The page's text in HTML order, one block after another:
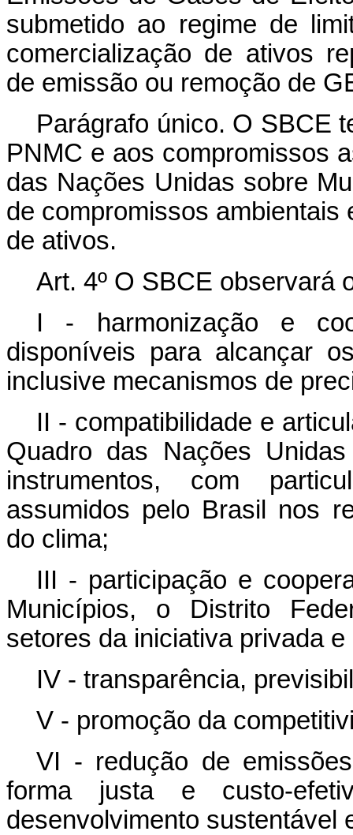
submetido ao regime de
comercialização de ativos
de emissão ou remoção de
Parágrafo único. O SBCE
PNMC e aos compromissos
das Nações Unidas sobre
de compromissos ambientais
de ativos.
Art. 4º O SBCE observará
I - harmonização e
disponíveis para alcançar
inclusive mecanismos de
II - compatibilidade e
Quadro das Nações
instrumentos, com
assumidos pelo Brasil nos
do clima;
III - participação e
Municípios, o Distrito
setores da iniciativa privada
IV - transparência,
V - promoção da
VI - redução de
forma justa e custo-
desenvolvimento sustentável